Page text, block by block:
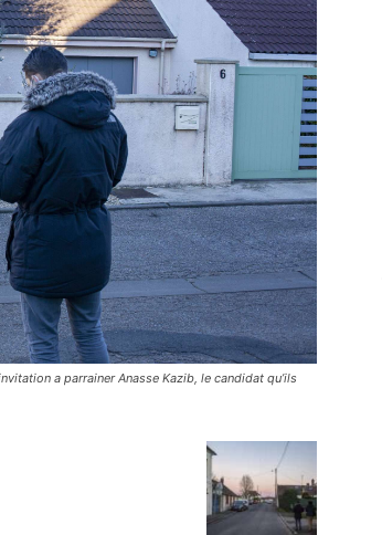
a parrainer Anasse Kazib, le candidat qu’ils